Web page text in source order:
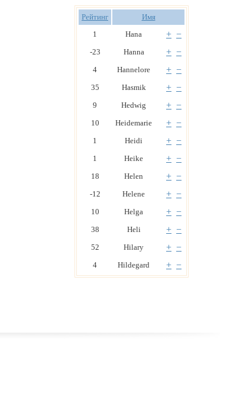
Рейтинг
Имя
1
Hana + −
-23 Hanna + −
4 Hannelore + −
35 Hasmik + −
9 Hedwig + −
10 Heidemarie + −
1 Heidi + −
1 Heike + −
18 Helen + −
-12 Helene + −
10 Helga + −
38 Heli + −
52 Hilary + −
4 Hildegard + −